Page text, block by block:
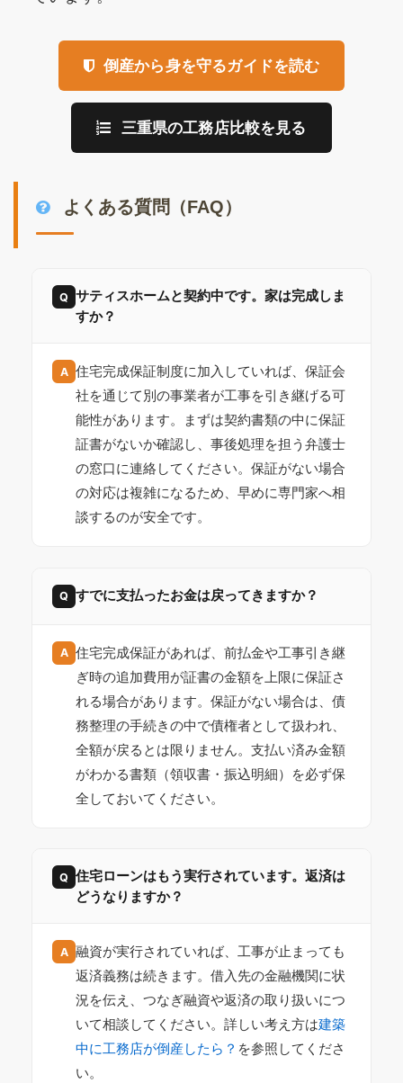
倒産から身を守るガイドを読む
三重県の工務店比較を見る
よくある質問（FAQ）
Q サティスホームと契約中です。家は完成しま
すか？
A 住宅完成保証制度に加入していれば、保証会
社を通じて別の事業者が工事を引き継げる可
能性があります。まずは契約書類の中に保証
証書がないか確認し、事後処理を担う弁護士
の窓口に連絡してください。保証がない場合
の対応は複雑になるため、早めに専門家へ相
談するのが安全です。
Q すでに支払ったお金は戻ってきますか？
A 住宅完成保証があれば、前払金や工事引き継
ぎ時の追加費用が証書の金額を上限に保証さ
れる場合があります。保証がない場合は、債
務整理の手続きの中で債権者として扱われ、
全額が戻るとは限りません。支払い済み金額
がわかる書類（領収書・振込明細）を必ず保
全しておいてください。
Q 住宅ローンはもう実行されています。返済は
どうなりますか？
A 融資が実行されていれば、工事が止まっても
返済義務は続きます。借入先の金融機関に状
況を伝え、つなぎ融資や返済の取り扱いにつ
いて相談してください。詳しい考え方は建築
中に工務店が倒産したら？ を参照してくださ
い。